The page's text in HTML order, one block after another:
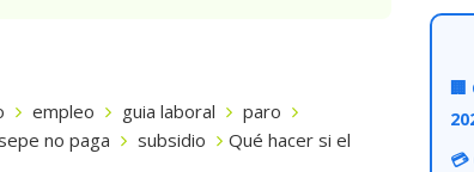
empleo guia laboral
paro
no paga subsidio
Qué hacer si el
🏢